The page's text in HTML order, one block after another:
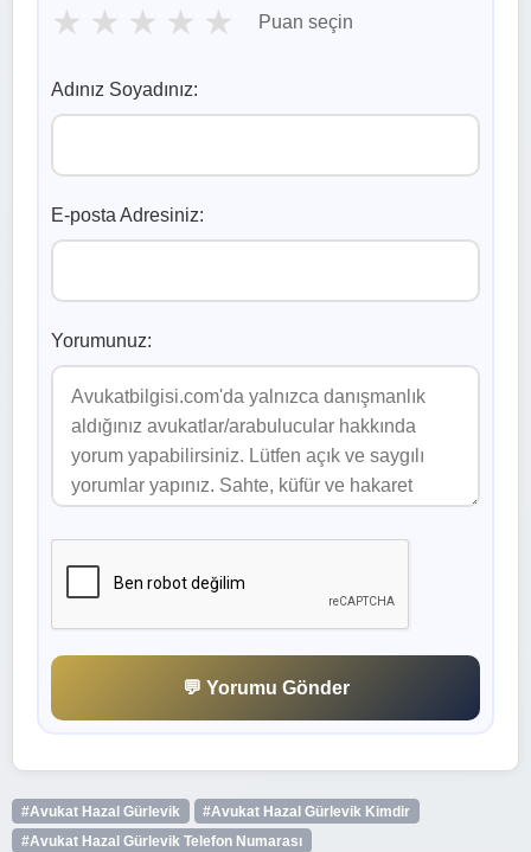
★ ★ ★ ★ ★ Puan seçin
Adınız Soyadınız:
E-posta Adresiniz:
Yorumunuz:
💬 Yorumu Gönder
#Avukat Hazal Gürlevik
#Avukat Hazal Gürlevik Kimdir
#Avukat Hazal Gürlevik Telefon Numarası